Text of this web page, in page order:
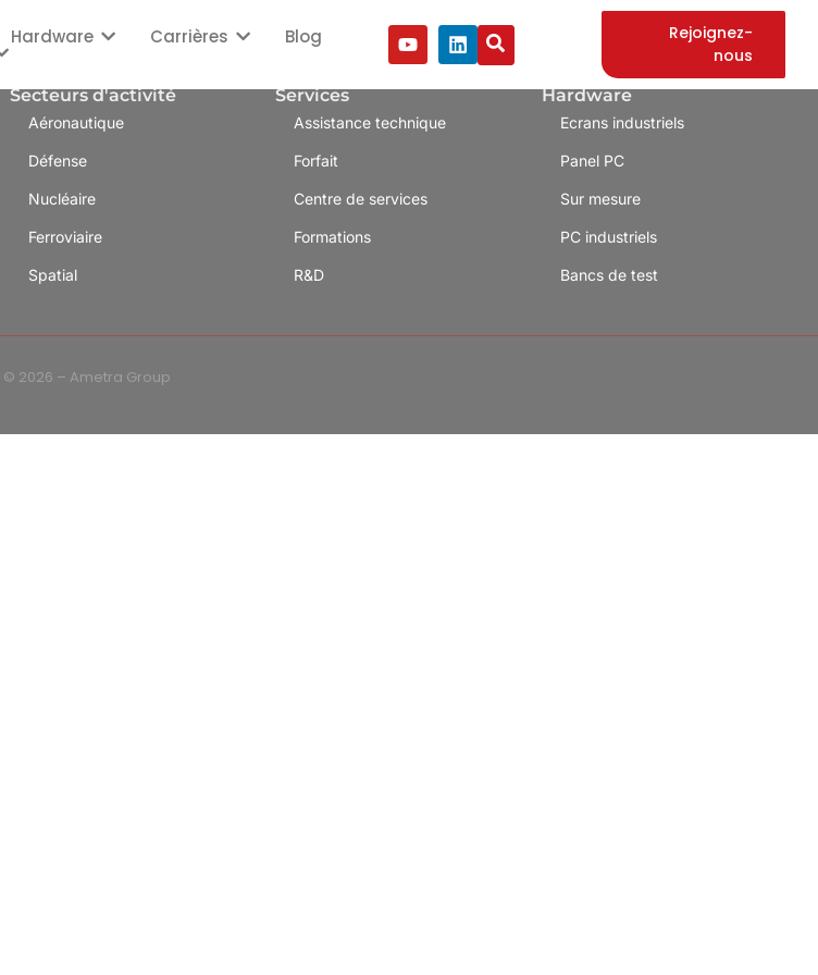
Hardware Carrières Blog
Rejoignez-
nous
Secteurs d'activité
Aéronautique
Défense
Nucléaire
Ferroviaire
Spatial
Services
Assistance technique
Forfait
Centre de services
Formations
R&D
Hardware
Ecrans industriels
Panel PC
Sur mesure
PC industriels
Bancs de test
© 2026 – Ametra Group